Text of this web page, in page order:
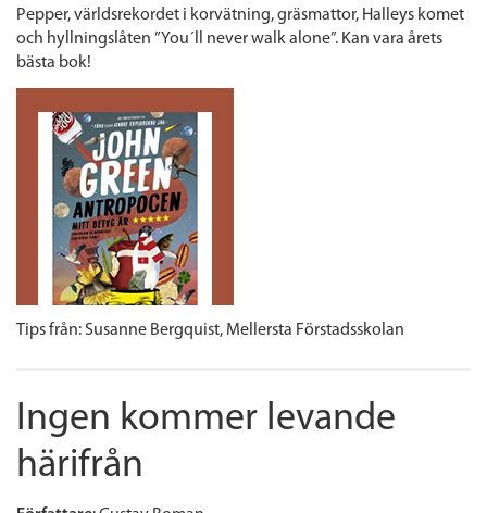
Pepper, världsrekordet i korvätning, gräsmattor, Halleys komet
och hyllningslåten ”You´ll never walk alone”. Kan vara årets
bästa bok!
Tips från: Susanne Bergquist, Mellersta Förstadsskolan
Ingen kommer levande
härifrån